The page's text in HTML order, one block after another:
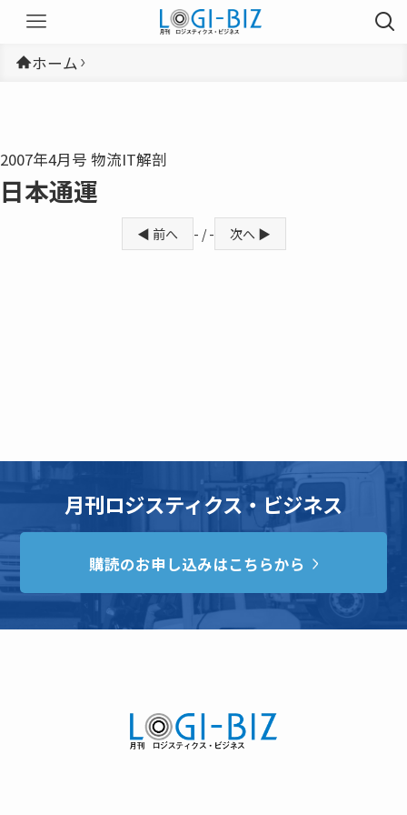
ホーム
2007年4月号 物流IT解剖
日本通運
◀ 前へ - / - 次へ ▶
月刊ロジスティクス・ビジネス
購読のお申し込みはこちらから